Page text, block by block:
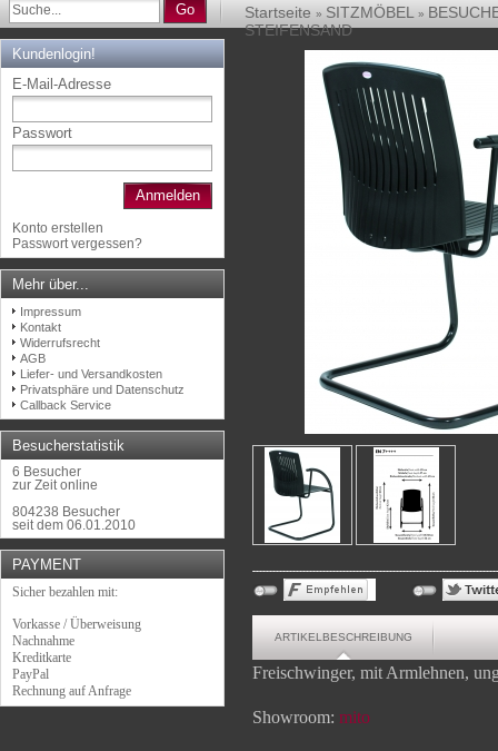
Go Startseite » SITZMÖBEL »
STEIFENSAND
ARTIKELBESCHREIBUNG
Freischwinger, mit Armlehnen,
Showroom: mito
Kundenlogin!
E-Mail-Adresse
Passwort
Anmelden
Konto erstellen
Passwort vergessen?
Mehr über...
Impressum
Kontakt
Widerrufsrecht
AGB
Liefer- und Versandkosten
Privatsphäre und Datenschutz
Callback Service
Besucherstatistik
6 Besucher
zur Zeit online
804238 Besucher
seit dem 06.01.2010
PAYMENT
Sicher bezahlen mit:
Vorkasse / Überweisung
Nachnahme
Kreditkarte
PayPal
Rechnung auf Anfrage